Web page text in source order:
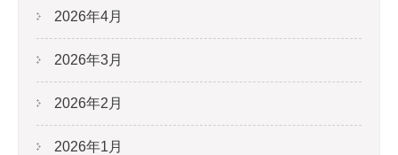
2026年4月
2026年3月
2026年2月
2026年1月